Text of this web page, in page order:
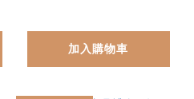
加入購物車